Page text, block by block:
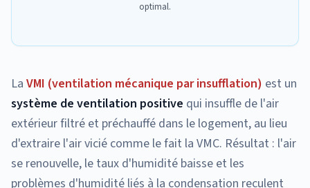
optimal.
La VMI (ventilation mécanique par insufflation) est un
système de ventilation positive qui insuffle de l'air
extérieur filtré et préchauffé dans le logement, au lieu
d'extraire l'air vicié comme le fait la VMC. Résultat : l'air
se renouvelle, le taux d'humidité baisse et les
problèmes d'humidité liés à la condensation reculent